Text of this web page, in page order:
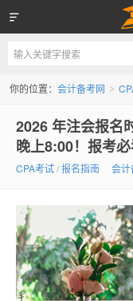
会计备考网
你的位置： 会计备考网 >
2026 年注会报名
晚上8:00！报考
CPA考试/报名指南 会计